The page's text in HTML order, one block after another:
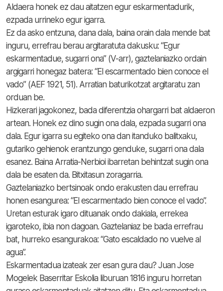
Aldaera honek ez dau aitatzen egur eskarmentadurik,
ezpada urrineko egur igarra.
Ez da asko entzuna, dana dala, baina orain dala mende bat
inguru, errefrau berau argitaratuta dakusku: “Egur
eskarmentadue, sugarri ona” (V-arr), gaztelaniazko ordain
argigarri honegaz batera: “El escarmentado bien conoce el
vado” (AEF 1921, 51). Arratian baturikotzat argitaratu zan
orduan be.
Hizkerari jagokonez, bada diferentzia ohargarri bat aldaeron
artean. Honek ez dino sugin ona dala, ezpada sugarri ona
dala. Egur igarra su egiteko ona dan itanduko balitxaku,
gutariko gehienok erantzungo genduke, sugarri ona dala
esanez. Baina Arratia-Nerbioi ibarretan behintzat sugin ona
dala be esaten da. Bitxitasun zoragarria.
Gaztelaniazko bertsinoak ondo erakusten dau errefrau
honen esangurea: “El escarmentado bien conoce el vado”.
Uretan esturak igaro dituanak ondo dakiala, errekea
igaroteko, ibia non dagoan. Gaztelaniaz be bada errefrau
bat, hurreko esangurakoa: “Gato escaldado no vuelve al
agua”.
Eskarmentadua izateak zer esan gura dau? Juan Jose
Mogelek Baserritar Eskolia liburuan 1816 inguru horretan